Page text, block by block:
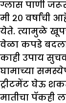
ग्लास पाणी
मी २० वर्षांची
येते. त्यामुळे
वेळा कपडे
काही उपाय
घामाच्या
ट्रीटमेंट घेऊ
मातीचा पॅकही